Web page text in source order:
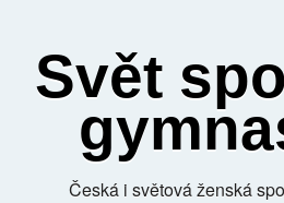
Svět
Česká i světová ženská